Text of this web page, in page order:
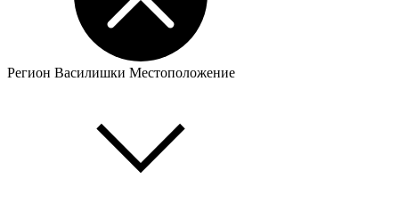
Регион Василишки Местоположение